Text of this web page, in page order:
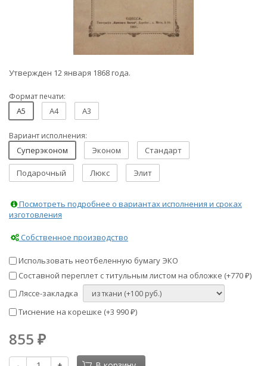
Утвержден 12 января 1868 года.
Формат печати:
A5 A4 A3
Вариант исполнения:
Суперэконом Эконом Стандарт
Подарочный Люкс Элит
Посмотреть подробнее о вариантах исполнения и сроках
изготовления
Собственное производство
Использовать неотбеленную бумагу ЭКО
Составной переплет с титульным листом на обложке (+770 ₽)
Ляссе-закладка
Тиснение на корешке (+3 990 ₽)
855 ₽